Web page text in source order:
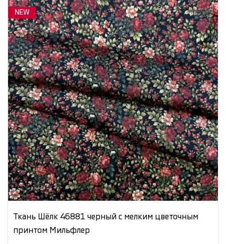
NEW
Ткань Шёлк 46881 черный с мелким цветочным
принтом Мильфлер